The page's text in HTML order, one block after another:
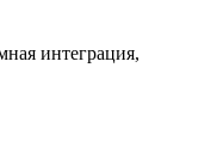
интеграция,